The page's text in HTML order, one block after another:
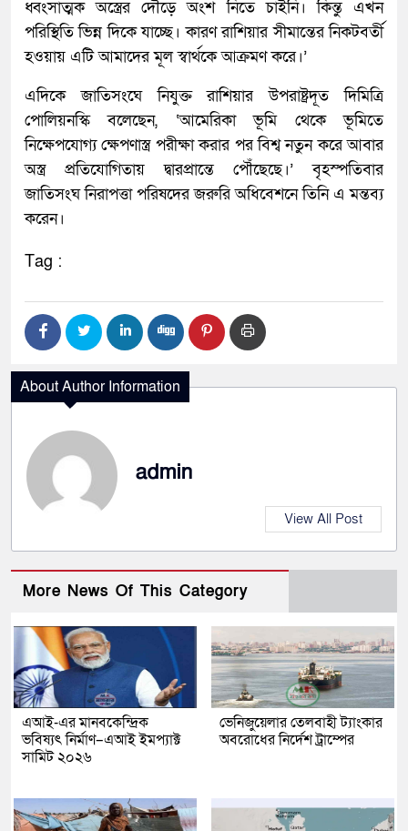
ধ্বংসাত্মক অস্ত্রের দৌড়ে অংশ নিতে চাইনি। কিন্তু এখন
পরিস্থিতি ভিন্ন দিকে যাচ্ছে। কারণ রাশিয়ার সীমান্তের নিকটবর্তী
হওয়ায় এটি আমাদের মূল স্বার্থকে আক্রমণ করে।’
এদিকে জাতিসংঘে নিযুক্ত রাশিয়ার উপরাষ্ট্রদূত দিমিত্রি
পোলিয়নস্কি বলেছেন, ‘আমেরিকা ভূমি থেকে ভূমিতে
নিক্ষেপযোগ্য ক্ষেপণাস্ত্র পরীক্ষা করার পর বিশ্ব নতুন করে আবার
অস্ত্র প্রতিযোগিতায় দ্বারপ্রান্তে পৌঁছেছে।’ বৃহস্পতিবার
জাতিসংঘ নিরাপত্তা পরিষদের জরুরি অধিবেশনে তিনি এ মন্তব্য
করেন।
Tag :
About Author Information
admin
View All Post
More News Of This Category
এআই-এর মানবকেন্দ্রিক
ভবিষ্যৎ নির্মাণ–এআই ইমপ্যাক্ট
সামিট ২০২৬
ভেনিজুয়েলার তেলবাহী ট্যাংকার
অবরোধের নির্দেশ ট্রাম্পের